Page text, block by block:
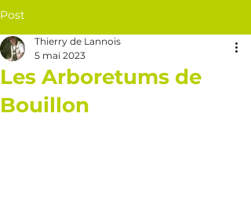
Post
Les Arboretums de
Bouillon
Thierry de Lannois
5 mai 2023